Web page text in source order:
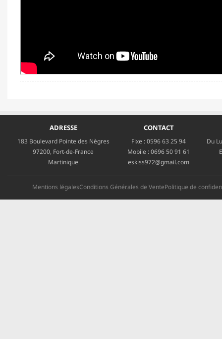
ADRESSE
183 Boulevard Pointe des Nègres
97200, Fort-de-France
Martinique
CONTACT
Fixe :0596 63 25 94
Mobile :0696 50 91 61
eskiss972@gmail.com
Du
Mentions légalesConditions Générales de VentePolitique de